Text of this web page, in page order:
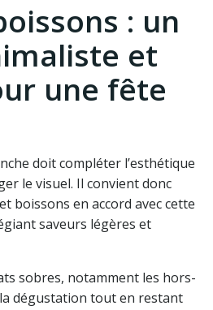
: un
et
une fête
doit compléter l’esthétique
le visuel. Il convient donc
boissons en accord avec cette
saveurs légères et
sobres, notamment les hors-
dégustation tout en restant